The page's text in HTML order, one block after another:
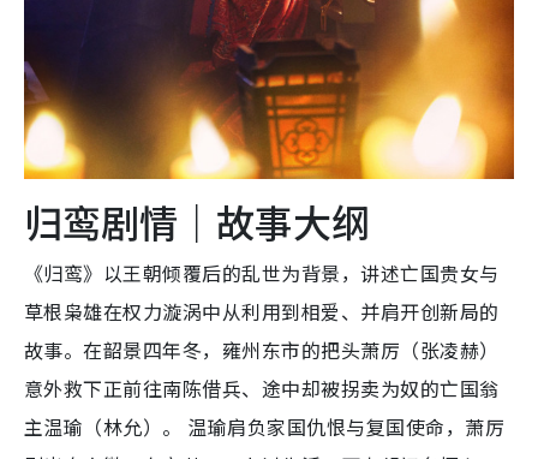
归鸾剧情｜故事大纲
《归鸾》以王朝倾覆后的乱世为背景，讲述亡国贵女与
草根枭雄在权力漩涡中从利用到相爱、并肩开创新局的
故事。在韶景四年冬，雍州东市的把头萧厉（张凌赫）
意外救下正前往南陈借兵、途中却被拐卖为奴的亡国翁
主温瑜（林允）。 温瑜肩负家国仇恨与复国使命，萧厉